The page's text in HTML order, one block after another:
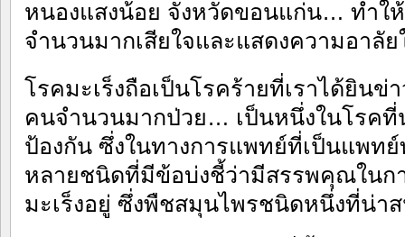
หนองแสงน้อย จังหวัดขอนแก่น… ทำใ
จำนวนมากเสียใจและแสดงความอาลั
โรคมะเร็งถือเป็นโรคร้ายที่เราได้ยิน
คนจำนวนมากป่วย… เป็นหนึ่งในโรคที่
ป้องกัน ซึ่งในทางการแพทย์ที่เป็นแพท
หลายชนิดที่มีข้อบ่งชี้ว่ามีสรรพคุณในก
มะเร็งอยู่ ซึ่งพืชสมุนไพรชนิดหนึ่งที่น่าส